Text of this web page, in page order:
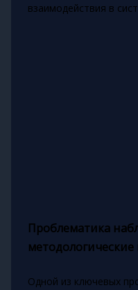
взаимодействия в
Проблематика
Одной из ключевых